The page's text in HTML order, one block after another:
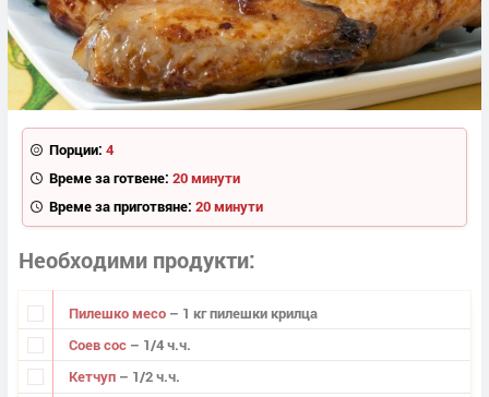
Порции: 4
Време за готвене: 20 минути
Време за приготвяне: 20 минути
Необходими продукти
Пилешко месо – 1 кг пилешки крилца
Соев сос – 1/4 ч.ч.
Кетчуп – 1/2 ч.ч.